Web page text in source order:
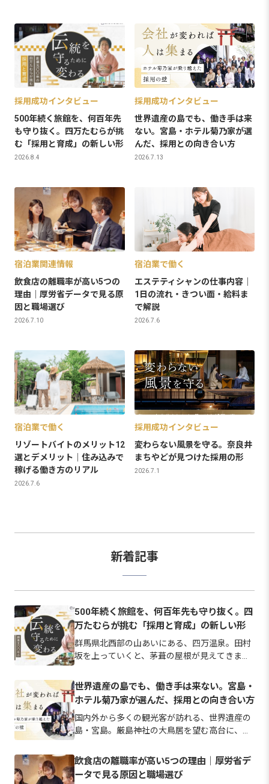
採用成功インタビュー
500年続く旅館を、何百年先
も守り抜く。四万たむらが挑
む「採用と育成」の新しい形
2026.8.4
採用成功インタビュー
世界遺産の島でも、働き手は来
ない。宮島・ホテル菊乃家が選
んだ、採用との向き合い方
2026.7.13
宿泊業関連情報
飲食店の離職率が高い5つの
理由｜厚労省データで見る原
因と職場選び
2026.7.10
宿泊業で働く
エステティシャンの仕事内容｜
1日の流れ・きつい面・給料ま
で解説
2026.7.6
宿泊業で働く
リゾートバイトのメリット12
選とデメリット｜住み込みで
稼げる働き方のリアル
2026.7.6
採用成功インタビュー
変わらない風景を守る。奈良井
まちやどが見つけた採用の形
2026.7.1
新着記事
500年続く旅館を、何百年先も守り抜く。四
万たむらが挑む「採用と育成」の新しい形
群馬県北西部の山あいにある、四万温泉。田村
坂を上っていくと、茅葺の屋根が見えてきま
られてきた佇まいです。 しかし、一緒に旅館を
守り続ける仲間探しにおいては、伝統を未来へ
つなぐために過去の慣習に固執…
世界遺産の島でも、働き手は来ない。宮島・
ホテル菊乃家が選んだ、採用との向き合い方
国内外から多くの観光客が訪れる、世界遺産の
島・宮島。厳島神社の大鳥居を望む高台に、ホ
こられる“宮島の我が家”」というスローガンを
掲げ、訪れるお客様を「お帰りなさい」と温か
く迎え入れてきた宿です。 …
飲食店の離職率が高い5つの理由｜厚労省デ
ータで見る原因と職場選び